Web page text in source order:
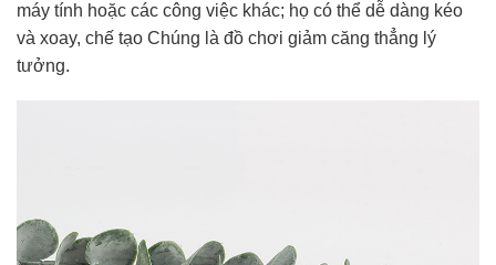
máy tính hoặc các công việc khác; họ có thể dễ dàng kéo
và xoay, chế tạo Chúng là đồ chơi giảm căng thẳng lý
tưởng.